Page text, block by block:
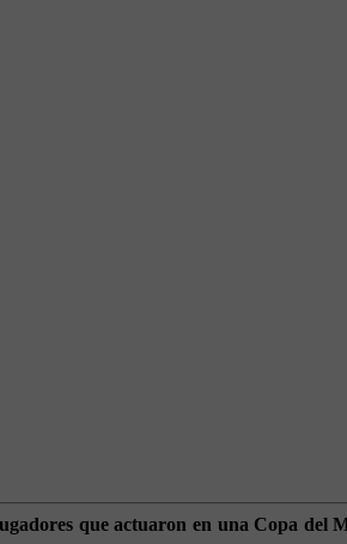
que actuaron en una Copa del